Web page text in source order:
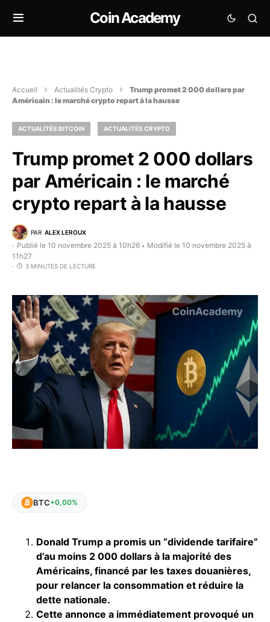
Coin Academy
Accueil Actualités Crypto
Trump promet 2 000 dollars par
Américain : le marché crypto repart à la hausse
ACTUALITÉS BITCOIN ACTUALITÉS CRYPTO
Trump promet 2 000 dollars
par Américain : le marché
crypto repart à la hausse
PAR ALEX LEROUX
Publié le 10 novembre 2025 à 10h26 • Modifié le 10 novembre 2025 à
11h27
3 MINUTES DE LECTURE
BTC+0,00%
Donald Trump a promis un “dividende tarifaire”
d’au moins 2 000 dollars à la majorité des
Américains, financé par les taxes douanières,
pour relancer la consommation et réduire la
dette nationale.
Cette annonce a immédiatement provoqué un